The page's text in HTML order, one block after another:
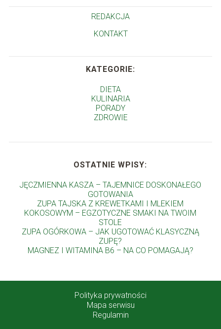
REDAKCJA
KONTAKT
KATEGORIE:
DIETA
KULINARIA
PORADY
ZDROWIE
OSTATNIE WPISY:
JĘCZMIENNA KASZA – TAJEMNICE DOSKONAŁEGO
GOTOWANIA
ZUPA TAJSKA Z KREWETKAMI I MLEKIEM
KOKOSOWYM – EGZOTYCZNE SMAKI NA TWOIM
STOLE
ZUPA OGÓRKOWA – JAK UGOTOWAĆ KLASYCZNĄ
ZUPĘ?
MAGNEZ I WITAMINA B6 – NA CO POMAGAJĄ?
Polityka prywatności
Mapa serwisu
Regulamin